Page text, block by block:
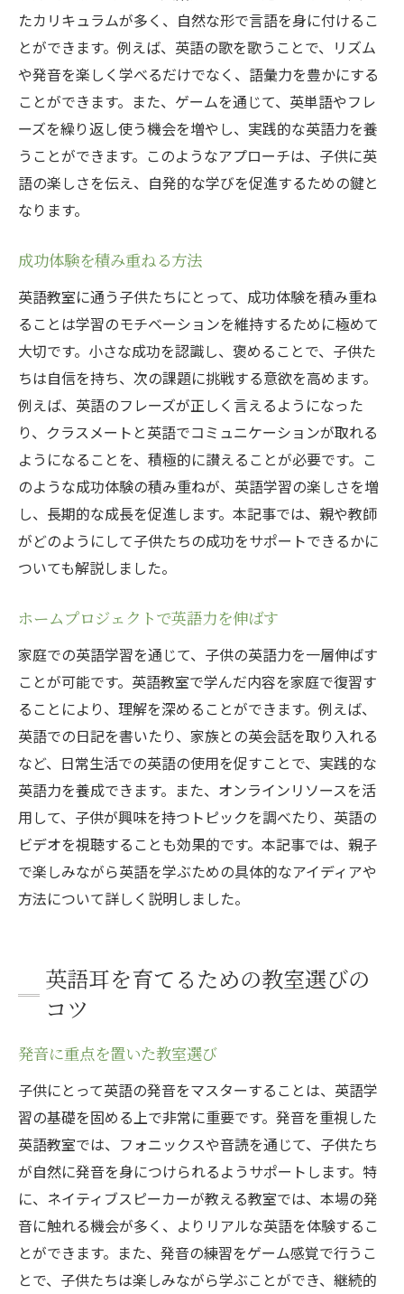
たカリキュラムが多く、自然な形で言語を身に付けるこ
とができます。例えば、英語の歌を歌うことで、リズム
や発音を楽しく学べるだけでなく、語彙力を豊かにする
ことができます。また、ゲームを通じて、英単語やフレ
ーズを繰り返し使う機会を増やし、実践的な英語力を養
うことができます。このようなアプローチは、子供に英
語の楽しさを伝え、自発的な学びを促進するための鍵と
なります。
成功体験を積み重ねる方法
英語教室に通う子供たちにとって、成功体験を積み重ね
ることは学習のモチベーションを維持するために極めて
大切です。小さな成功を認識し、褒めることで、子供た
ちは自信を持ち、次の課題に挑戦する意欲を高めます。
例えば、英語のフレーズが正しく言えるようになった
り、クラスメートと英語でコミュニケーションが取れる
ようになることを、積極的に讃えることが必要です。こ
のような成功体験の積み重ねが、英語学習の楽しさを増
し、長期的な成長を促進します。本記事では、親や教師
がどのようにして子供たちの成功をサポートできるかに
ついても解説しました。
ホームプロジェクトで英語力を伸ばす
家庭での英語学習を通じて、子供の英語力を一層伸ばす
ことが可能です。英語教室で学んだ内容を家庭で復習す
ることにより、理解を深めることができます。例えば、
英語での日記を書いたり、家族との英会話を取り入れる
など、日常生活での英語の使用を促すことで、実践的な
英語力を養成できます。また、オンラインリソースを活
用して、子供が興味を持つトピックを調べたり、英語の
ビデオを視聴することも効果的です。本記事では、親子
で楽しみながら英語を学ぶための具体的なアイディアや
方法について詳しく説明しました。
英語耳を育てるための教室選びの
コツ
発音に重点を置いた教室選び
子供にとって英語の発音をマスターすることは、英語学
習の基礎を固める上で非常に重要です。発音を重視した
英語教室では、フォニックスや音読を通じて、子供たち
が自然に発音を身につけられるようサポートします。特
に、ネイティブスピーカーが教える教室では、本場の発
音に触れる機会が多く、よりリアルな英語を体験するこ
とができます。また、発音の練習をゲーム感覚で行うこ
とで、子供たちは楽しみながら学ぶことができ、継続的